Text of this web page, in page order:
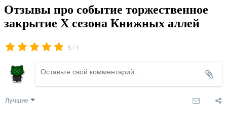
Отзывы про событие торжественное
закрытие Х сезона Книжных аллей
5 / 1
Лучшие